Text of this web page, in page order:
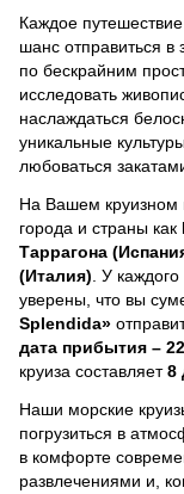
Каждое
шанс отправиться
по бескрайним
исследовать
наслаждаться
уникальные
любоваться
На Вашем круизном
города и страны как
Таррагона
(Италия) . У
уверены, что вы
Splendida»
дата прибытия –
круиза составляет8
Наши морские
погрузиться в
в комфорте
развлечениями и,